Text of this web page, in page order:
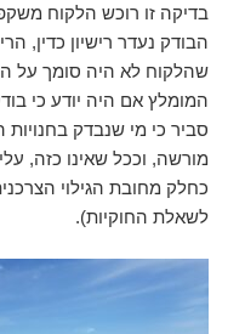
בדיקה זו רוכש הלקוח
הבודק נעדר רישיון כדין,
שהלקוח לא היה סומך על
המומלץ אם היה יודע כי
סביר כי מי שנבדק
מורשה, וככל שאינו כזה,
כחלק מחובת הגילוי
לשאלת החוקיות).